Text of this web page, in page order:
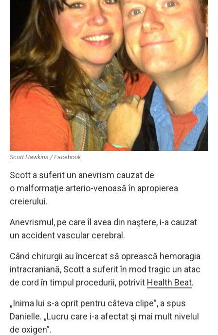
Scott Hawkins / Facebook
Scott a suferit un anevrism cauzat de
o malformaţie arterio-venoasă în apropierea
creierului.
Anevrismul, pe care îl avea din naştere, i-a cauzat
un accident vascular cerebral.
Când chirurgii au încercat să oprească hemoragia
intracraniană, Scott a suferit în mod tragic un atac
de cord în timpul procedurii, potrivit Health Beat.
„Inima lui s-a oprit pentru câteva clipe”, a spus
Danielle. „Lucru care i-a afectat şi mai mult nivelul
de oxigen”.